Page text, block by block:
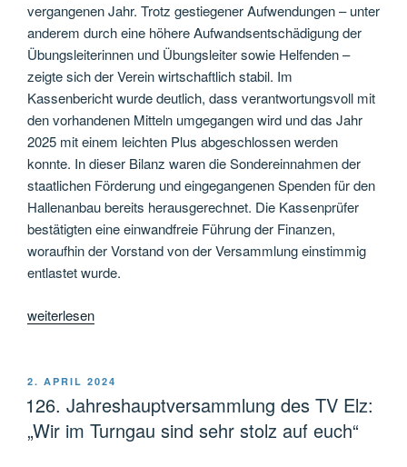
vergangenen Jahr. Trotz gestiegener Aufwendungen – unter
anderem durch eine höhere Aufwandsentschädigung der
Übungsleiterinnen und Übungsleiter sowie Helfenden –
zeigte sich der Verein wirtschaftlich stabil. Im
Kassenbericht wurde deutlich, dass verantwortungsvoll mit
den vorhandenen Mitteln umgegangen wird und das Jahr
2025 mit einem leichten Plus abgeschlossen werden
konnte. In dieser Bilanz waren die Sondereinnahmen der
staatlichen Förderung und eingegangenen Spenden für den
Hallenanbau bereits herausgerechnet. Die Kassenprüfer
bestätigten eine einwandfreie Führung der Finanzen,
woraufhin der Vorstand von der Versammlung einstimmig
entlastet wurde.
„Bericht
Jahreshauptversammlung
des
TV
Elz“
weiterlesen
VERÖFFENTLICHT
AM
2. APRIL 2024
126. Jahreshauptversammlung des TV Elz:
„Wir im Turngau sind sehr stolz auf euch“